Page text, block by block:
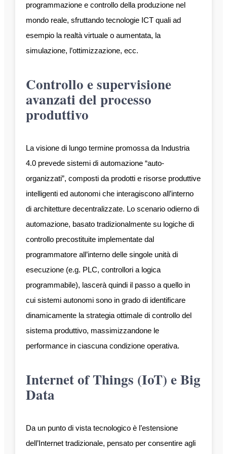
programmazione e controllo della produzione nel
mondo reale, sfruttando tecnologie ICT quali ad
esempio la realtà virtuale o aumentata, la
simulazione, l’ottimizzazione, ecc.
Controllo e supervisione
avanzati del processo
produttivo
La visione di lungo termine promossa da Industria
4.0 prevede sistemi di automazione “auto-
organizzati”, composti da prodotti e risorse produttive
intelligenti ed autonomi che interagiscono all’interno
di architetture decentralizzate. Lo scenario odierno di
automazione, basato tradizionalmente su logiche di
controllo precostituite implementate dal
programmatore all’interno delle singole unità di
esecuzione (e.g. PLC, controllori a logica
programmabile), lascerà quindi il passo a quello in
cui sistemi autonomi sono in grado di identificare
dinamicamente la strategia ottimale di controllo del
sistema produttivo, massimizzandone le
performance in ciascuna condizione operativa.
Internet of Things (IoT) e Big
Data
Da un punto di vista tecnologico è l’estensione
dell’Internet tradizionale, pensato per consentire agli